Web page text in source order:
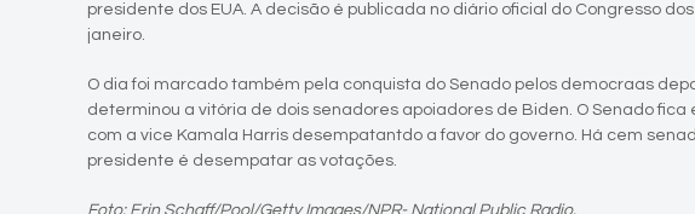
presidente dos EUA. A decisão é publicada no diário oficial do Congresso
janeiro.
O dia foi marcado também pela conquista do Senado pelos democraas
determinou a vitória de dois senadores apoiadores de Biden. O Senado
com a vice Kamala Harris desempatantdo a favor do governo. Há cem
presidente é desempatar as votações.
Foto: Erin Schaff/Pool/Getty Images/NPR- National Public Radio.